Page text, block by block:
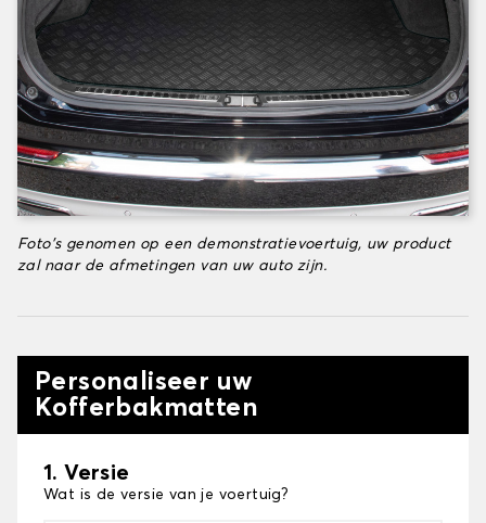
Foto's genomen op een demonstratievoertuig, uw product
zal naar de afmetingen van uw auto zijn.
Personaliseer uw
Kofferbakmatten
1. Versie
Wat is de versie van je voertuig?